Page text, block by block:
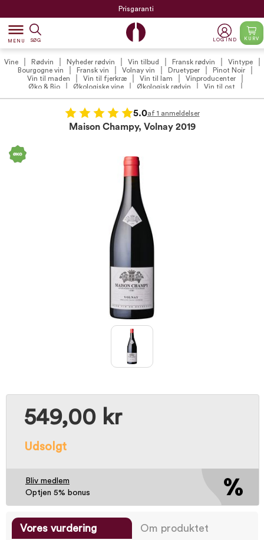
Prisgaranti
dehaze
MENU SØG LOG IND KURV
Vine Rødvin Nyheder rødvin Vin tilbud Fransk rødvin
Vintype
Bourgogne vin
Fransk vin Volnay vin Druetyper
Pinot Noir
Vin til maden
Vin til fjerkræ Vin til lam
Vinproducenter
Øko & Bio
Økologiske vine Økologisk rødvin
Vin til ost
5.0af 1 anmeldelser
Maison Champy, Volnay 2019
549,00 kr
Udsolgt
Bliv medlem
Optjen 5% bonus
Vores vurdering Om produktet